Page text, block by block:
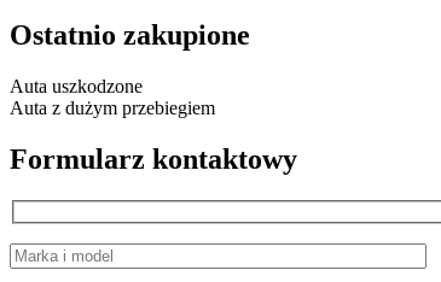
Ostatnio zakupione
Auta uszkodzone
Auta z dużym przebiegiem
Formularz kontaktowy